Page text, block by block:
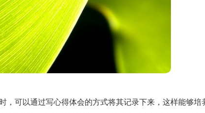
，可以通过写心得体会的方式将其记录下来，这样能够培